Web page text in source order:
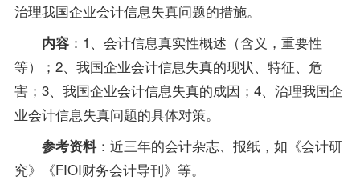
治理我国企业会计信息失真问题的措施。
内容：1、会计信息真实性概述（含义，重要性
等）；2、我国企业会计信息失真的现状、特征、危
害；3、我国企业会计信息失真的成因；4、治理我国企
业会计信息失真问题的具体对策。
参考资料：近三年的会计杂志、报纸，如《会计研
究》《FIOI财务会计导刊》等。